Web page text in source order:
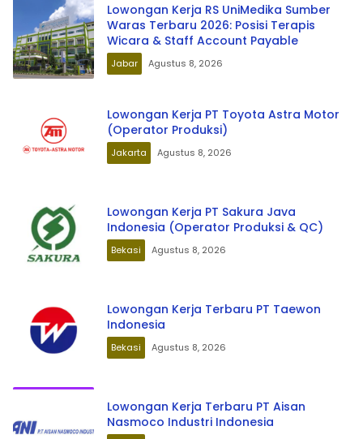
Lowongan Kerja RS UniMedika Sumber
Waras Terbaru 2026: Posisi Terapis
Wicara & Staff Account Payable
Jabar Agustus 8, 2026
Lowongan Kerja PT Toyota Astra Motor
(Operator Produksi)
Jakarta Agustus 8, 2026
Lowongan Kerja PT Sakura Java
Indonesia (Operator Produksi & QC)
Bekasi Agustus 8, 2026
Lowongan Kerja Terbaru PT Taewon
Indonesia
Bekasi Agustus 8, 2026
Lowongan Kerja Terbaru PT Aisan
Nasmoco Industri Indonesia